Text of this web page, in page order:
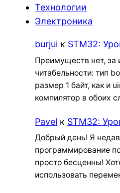
Технологии
Электроника
burjui к STM32:
Преимуществ нет, за
читабельности: тип
размер 1 байт, как и
компилятор в обоих
Pavel к STM32:
Добрый день! Я
программирование
просто бесценны!
использовать